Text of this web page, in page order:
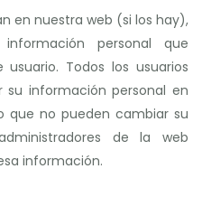
en nuestra web (si los hay),
personal que
Todos los usuarios
información personal en
que no pueden cambiar su
de la web
información.